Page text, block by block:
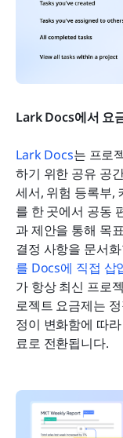
Lark Docs에서 요
Lark Docs는 프로
하기 위한 공유 공
세서, 위험 등록부,
를 한 곳에서 공동
과 제안을 통해 목
결정 사항을 문서
를 Docs에 직접 삽
가 항상 최신 프로
로젝트 요금제는
정이 변화함에 따
료로 전환됩니다.